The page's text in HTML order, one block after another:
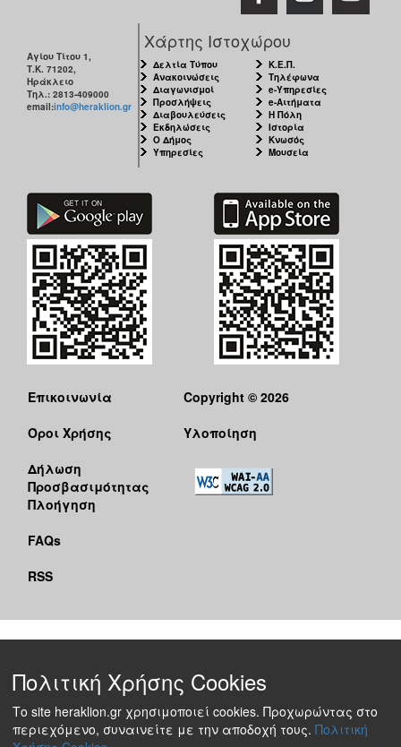
Αγίου Τίτου 1,
Τ.Κ. 71202,
Ηράκλειο
Τηλ.: 2813-409000
email:info@heraklion.gr
Χάρτης Ιστοχώρου
Δελτία Τύπου
Ανακοινώσεις
Διαγωνισμοί
Προσλήψεις
Διαβουλεύσεις
Εκδηλώσεις
Ο Δήμος
Υπηρεσίες
Κ.Ε.Π.
Τηλέφωνα
e-Υπηρεσίες
e-Αιτήματα
Η Πόλη
Ιστορία
Κνωσός
Μουσεία
Επικοινωνία
Όροι Χρήσης
Δήλωση
Προσβασιμότητας
Πλοήγηση
FAQs
RSS
Copyright © 2026
Υλοποίηση
Πολιτική Χρήσης Cookies
Το site heraklion.gr χρησιμοποιεί cookies. Προχωρώντας στο
περιεχόμενο, συναινείτε με την αποδοχή τους. Πολιτική